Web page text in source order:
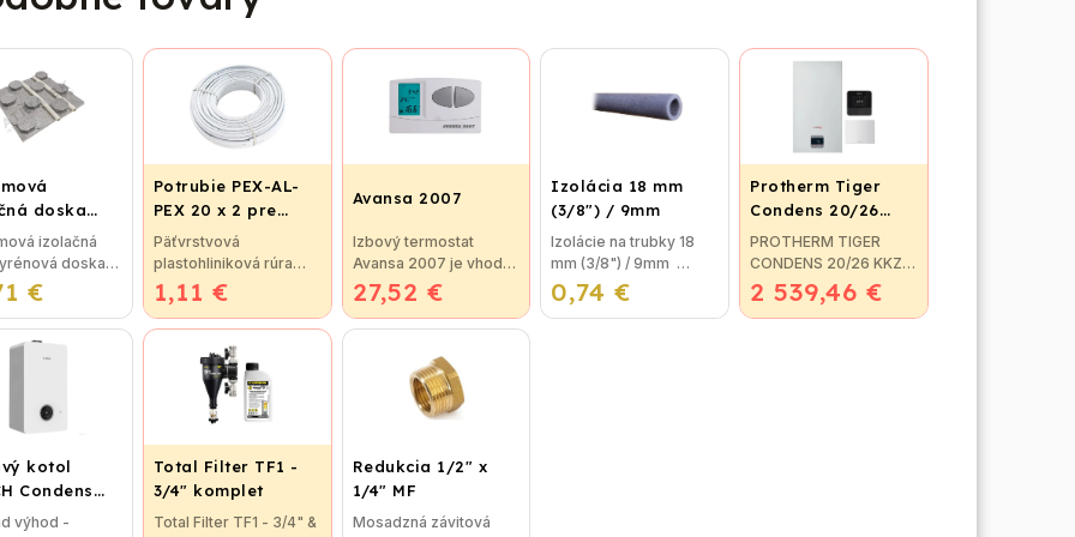
doska
pre
kúrenie
€
izolačná
doska
(STIROTERMAL
so zvýšenou
pre
kód:...
Potrubie PEX-AL-
PEX 20 x 2 pre
vykurovanie,
podlahové kúrenie
a vodu
1,11 €
Päťvrstvová
plastohliniková rúra
pex-al-pex je určená
na: rozvody teplej a
studenej vody, kúrenie
a podlahové kúrenie.
Tlak max. 10 bar a
teplota...
Avansa 2007
27,52 €
Izbový termostat
Avansa 2007 je vhodný
na reguláciu väčšiny
kotlov. Termostat je
možné jednoducho
ku klimatizačnému...
Izolácia 18 mm
(3/8") / 9mm
0,74 €
Izolácie na trubky 18
mm (3/8") / 9mm
Izolácia na potrubie,
alebo izolačná pena na
Protherm Tiger
Condens 20/26
KKZ 42 + smart
regulátor
2 539,46 €
PROTHERM TIGER
CONDENS 20/26 KKZ
42- závesný
kondenzačný kotol so
kotol
Condens
24 P -
výhod -
Total Filter TF1 -
3/4" komplet
Total Filter TF1 - 3/4" &
Redukcia 1/2" x
1/4" MF
Mosadzná závitová